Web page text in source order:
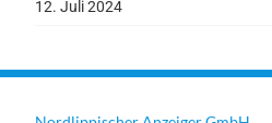
12. Juli 2024